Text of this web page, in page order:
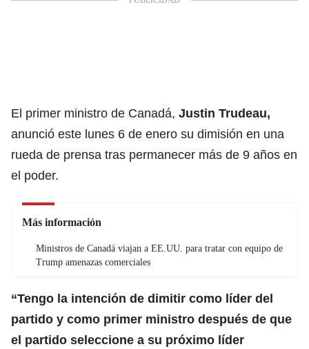
El primer ministro de Canadá, Justin Trudeau,
anunció este lunes 6 de enero su dimisión en una
rueda de prensa tras permanecer más de 9 años en
el poder.
Más información
Ministros de Canadá viajan a EE.UU. para tratar con equipo de
Trump amenazas comerciales
“Tengo la intención de dimitir como líder del
partido y como primer ministro después de que
el partido seleccione a su próximo líder